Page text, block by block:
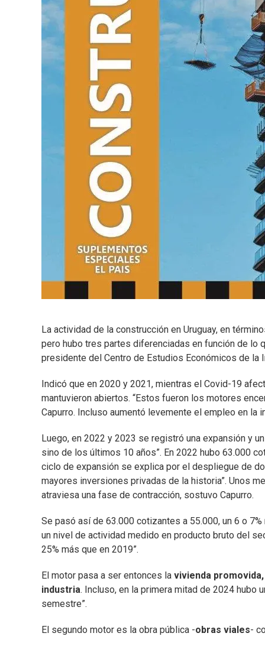
La actividad de la construcción en Uruguay, en
pero hubo tres partes diferenciadas en función de lo
presidente del Centro de Estudios Económicos de la
Indicó que en 2020 y 2021, mientras el Covid-19
mantuvieron abiertos. “Estos fueron los motores
Capurro. Incluso aumentó levemente el empleo en la
Luego, en 2022 y 2023 se registró una expansión y
sino de los últimos 10 años”. En 2022 hubo 63.000
ciclo de expansión se explica por el despliegue de
mayores inversiones privadas de la historia”. Unos
atraviesa una fase de contracción, sostuvo Capurro.
Se pasó así de 63.000 cotizantes a 55.000, un 6 o
un nivel de actividad medido en producto bruto del
25% más que en 2019”.
El motor pasa a ser entonces la vivienda
industria. Incluso, en la primera mitad de 2024 hubo
semestre”.
El segundo motor es la obra pública -obras viales-